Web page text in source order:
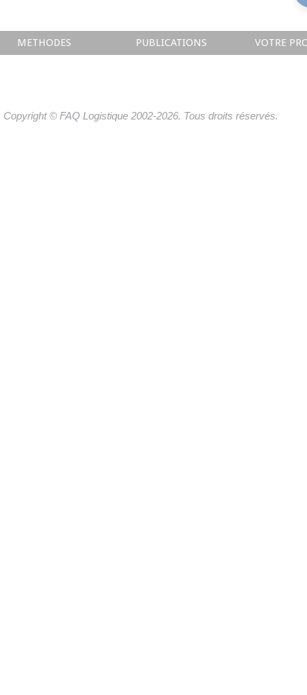
METHODES PUBLICATIONS VOTRE
Copyright © FAQ Logistique 2002-2026. Tous droits réservés.